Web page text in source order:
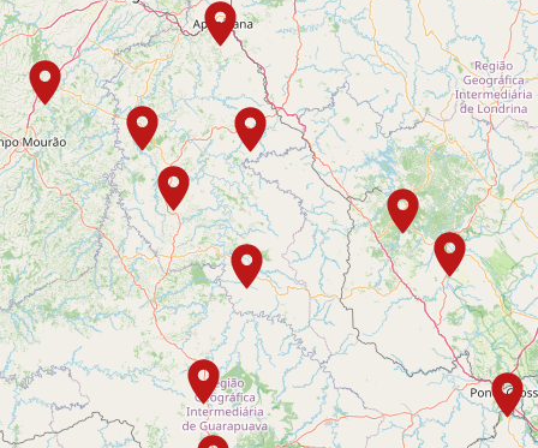
Engenheiro Beltrão
Rua Clotário Portugal, nº 115
(44) 3537-8135
Faxinal
Av. Eugenio Bastiani, n° 984, Centro - CEP:
86840-000
(43) 3461-3076 - (43) 9 9687-8766
Guaraniaçu
Rua Eudoxio Antonio Badotti, nº 51
(45) 3232-2604
Guarapuava
Rua Professora Leonidia, nº 550, centro - Anexo à